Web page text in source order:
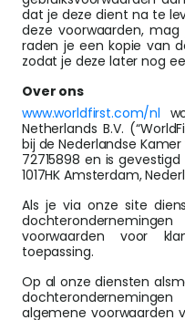
dat je deze dient na te
deze voorwaarden,
raden je een kopie van
zodat je deze later nog
Over ons
www.worldfirst.com/nl
Netherlands B.V.
bij de Nederlandse
72715898 en is
1017HK Amsterdam,
Als je via onze site
voorwaarden voor
toepassing.
Op al onze diensten
algemene voorwaarden